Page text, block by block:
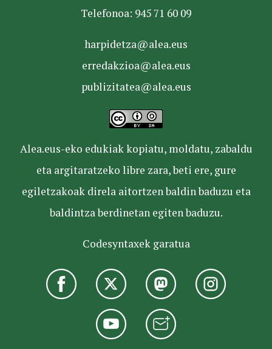
Telefonoa: 945 71 60 09
harpidetza@alea.eus
erredakzioa@alea.eus
publizitatea@alea.eus
Alea.eus-eko edukiak kopiatu, moldatu, zabaldu
eta argitaratzeko libre zara, beti ere, gure
egiletzakoak direla aitortzen baldin baduzu eta
baldintza berdinetan egiten baduzu.
Codesyntaxek garatua